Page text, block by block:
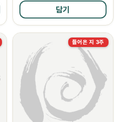
담기
들어온 지 3주